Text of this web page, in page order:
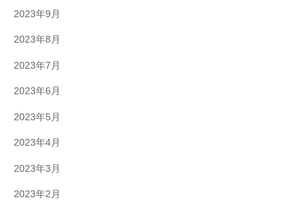
2023年9月
2023年8月
2023年7月
2023年6月
2023年5月
2023年4月
2023年3月
2023年2月